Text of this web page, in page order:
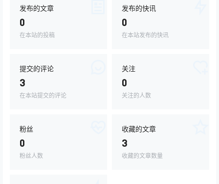
发布的文章
0
在本站的投稿
发布的快讯
0
在本站发布的快讯
提交的评论
3
在本站提交的评论
关注
0
关注的人数
粉丝
0
粉丝人数
收藏的文章
3
收藏的文章数量